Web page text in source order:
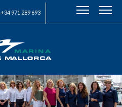
+34 971 289 693